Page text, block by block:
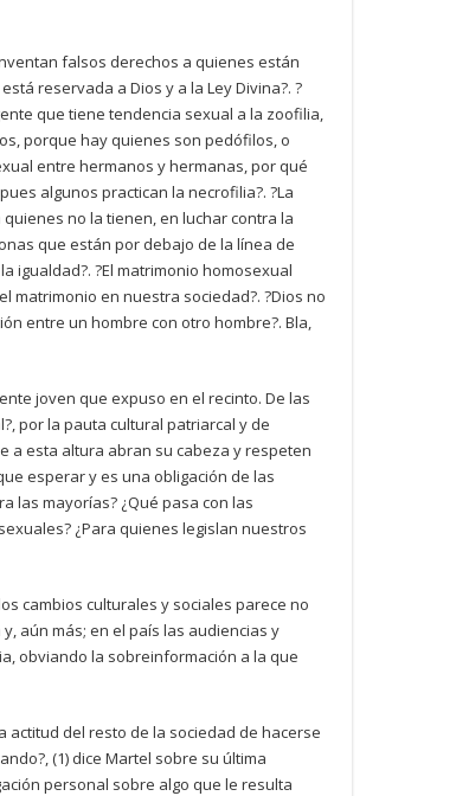
falsos derechos a quienes están
reservada a Dios y a la Ley Divina?. ?
que tiene tendencia sexual a la zoofilia,
porque hay quienes son pedófilos, o
entre hermanos y hermanas, por qué
algunos practican la necrofilia?. ?La
no la tienen, en luchar contra la
que están por debajo de la línea de
igualdad?. ?El matrimonio homosexual
matrimonio en nuestra sociedad?. ?Dios no
entre un hombre con otro hombre?. Bla,
joven que expuso en el recinto. De las
por la pauta cultural patriarcal y de
a esta altura abran su cabeza y respeten
esperar y es una obligación de las
las mayorías? ¿Qué pasa con las
¿Para quienes legislan nuestros
cambios culturales y sociales parece no
aún más; en el país las audiencias y
obviando la sobreinformación a la que
actitud del resto de la sociedad de hacerse
(1) dice Martel sobre su última
personal sobre algo que le resulta